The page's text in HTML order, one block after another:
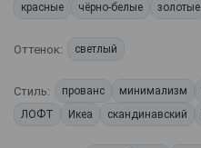
красные
чёрно-белые золотые
Оттенок: светлый
Стиль: прованс минимализм
ЛОФТ
Икеа скандинавский